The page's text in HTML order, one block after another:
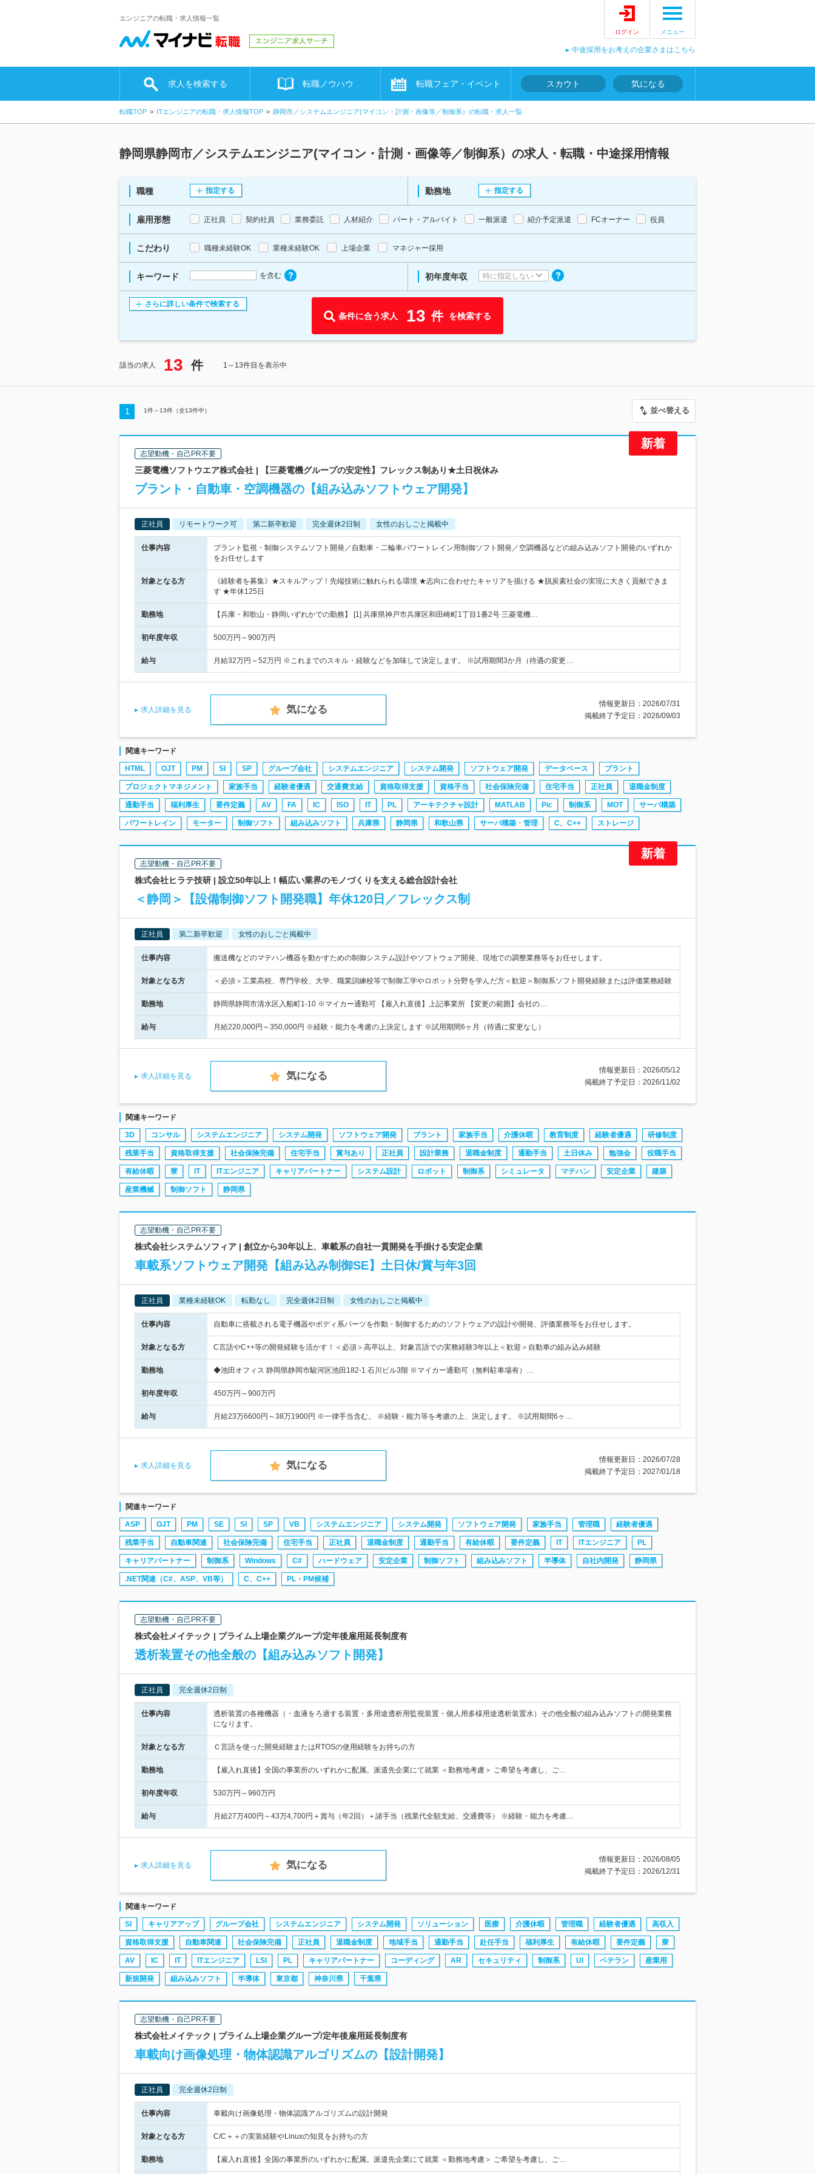
エンジニアの転職・求人情報一覧
ログイン メニュー
中途採用をお考えの企業さまはこちら
求人を検索する 転職ノウハウ 転職フェア・イベント スカウト 気になる
転職TOP ITエンジニアの転職・求人情報TOP 静岡市／システムエンジニア(マイコン・計測・画像等／制御系）の転職・求人一覧
静岡県静岡市／システムエンジニア(マイコン・計測・画像等／制御系）の求人・転職・中途採用情報
職種 指定する 勤務地 指定する
雇用形態 正社員 契約社員 業務委託 人材紹介 パート・アルバイト 一般派遣 紹介予定派遣 FCオーナー 役員
こだわり 職種未経験OK 業種未経験OK 上場企業 マネジャー採用
キーワード を含む 初年度年収 特に指定しない
さらに詳しい条件で検索する
条件に合う求人 13 件 を検索する
該当の求人 13 件 1～13件目を表示中
1 1件～ 13件（全13件中） 並べ替える
志望動機・自己PR不要
三菱電機ソフトウエア株式会社 | 【三菱電機グループの安定性】フレックス制あり★土日祝休み
プラント・自動車・空調機器の【組み込みソフトウェア開発】
正社員 リモートワーク可 第二新卒歓迎 完全週休2日制 女性のおしごと掲載中
仕事内容
プラント監視・制御システムソフト開発／自動車・二輪車パワートレイン用制御ソフト開発／空調機器などの組み込みソフト開発のいずれか
をお任せします
対象となる方
《経験者を募集》★スキルアップ！先端技術に触れられる環境 ★志向に合わせたキャリアを描ける ★脱炭素社会の実現に大きく貢献できま
す ★年休125日
勤務地 【兵庫・和歌山・静岡いずれかでの勤務】 [1] 兵庫県神戸市兵庫区和田崎町1丁目1番2号 三菱電機…
初年度年収 500万円～900万円
給与 月給32万円～52万円 ※これまでのスキル・経験などを加味して決定します。 ※試用期間3か月（待遇の変更…
求人詳細を見る 気になる
情報更新日：2026/07/31
掲載終了予定日：2026/09/03
関連キーワード
HTML OJT PM SI SP グループ会社 システムエンジニア システム開発 ソフトウェア開発 データベース プラント
プロジェクトマネジメント 家族手当 経験者優遇 交通費支給 資格取得支援 資格手当 社会保険完備 住宅手当 正社員 退職金制度
通勤手当 福利厚生 要件定義 AV FA IC ISO IT PL アーキテクチャ設計 MATLAB Pic 制御系 MOT サーバ構築
パワートレイン モーター 制御ソフト 組み込みソフト 兵庫県 静岡県 和歌山県 サーバ構築・管理 C、C++ ストレージ
志望動機・自己PR不要
株式会社ヒラテ技研 | 設立50年以上！幅広い業界のモノづくりを支える総合設計会社
＜静岡＞【設備制御ソフト開発職】年休120日／フレックス制
正社員 第二新卒歓迎 女性のおしごと掲載中
仕事内容 搬送機などのマテハン機器を動かすための制御システム設計やソフトウェア開発、現地での調整業務等をお任せします。
対象となる方 ＜必須＞工業高校、専門学校、大学、職業訓練校等で制御工学やロボット分野を学んだ方＜歓迎＞制御系ソフト開発経験または評価業務経験
勤務地 静岡県静岡市清水区入船町1-10 ※マイカー通勤可 【雇入れ直後】上記事業所 【変更の範囲】会社の…
給与 月給220,000円～350,000円 ※経験・能力を考慮の上決定します ※試用期間6ヶ月（待遇に変更なし）
求人詳細を見る 気になる
情報更新日：2026/05/12
掲載終了予定日：2026/11/02
関連キーワード
3D コンサル システムエンジニア システム開発 ソフトウェア開発 プラント 家族手当 介護休暇 教育制度 経験者優遇 研修制度
残業手当 資格取得支援 社会保険完備 住宅手当 賞与あり 正社員 設計業務 退職金制度 通勤手当 土日休み 勉強会 役職手当
有給休暇 寮 IT ITエンジニア キャリアパートナー システム設計 ロボット 制御系 シミュレータ マテハン 安定企業 建築
産業機械 制御ソフト 静岡県
志望動機・自己PR不要
株式会社システムソフィア | 創立から30年以上、車載系の自社一貫開発を手掛ける安定企業
車載系ソフトウェア開発【組み込み制御SE】土日休/賞与年3回
正社員 業種未経験OK 転勤なし 完全週休2日制 女性のおしごと掲載中
仕事内容 自動車に搭載される電子機器やボディ系パーツを作動・制御するためのソフトウェアの設計や開発、評価業務等をお任せします。
対象となる方 C言語やC++等の開発経験を活かす！＜必須＞高卒以上、対象言語での実務経験3年以上＜歓迎＞自動車の組み込み経験
勤務地 ◆池田オフィス 静岡県静岡市駿河区池田182-1 石川ビル3階 ※マイカー通勤可（無料駐車場有）…
初年度年収 450万円～900万円
給与 月給23万6600円～38万1900円 ※一律手当含む。 ※経験・能力等を考慮の上、決定します。 ※試用期間6ヶ…
求人詳細を見る 気になる
情報更新日：2026/07/28
掲載終了予定日：2027/01/18
関連キーワード
ASP OJT PM SE SI SP VB システムエンジニア システム開発 ソフトウェア開発 家族手当 管理職 経験者優遇
残業手当 自動車関連 社会保険完備 住宅手当 正社員 退職金制度 通勤手当 有給休暇 要件定義 IT ITエンジニア PL
キャリアパートナー 制御系 Windows C# ハードウェア 安定企業 制御ソフト 組み込みソフト 半導体 自社内開発 静岡県
.NET関連（C#、ASP、VB等） C、C++ PL・PM候補
志望動機・自己PR不要
株式会社メイテック | プライム上場企業グループ/定年後雇用延長制度有
透析装置その他全般の【組み込みソフト開発】
正社員 完全週休2日制
仕事内容
透析装置の各種機器（・血液をろ過する装置・多用途透析用監視装置・個人用多様用途透析装置水）その他全般の組み込みソフトの開発業務
になります。
対象となる方 Ｃ言語を使った開発経験またはRTOSの使用経験をお持ちの方
勤務地 【雇入れ直後】全国の事業所のいずれかに配属。派遣先企業にて就業 ＜勤務地考慮＞ ご希望を考慮し、ご…
初年度年収 530万円～960万円
給与 月給27万400円～43万4,700円＋賞与（年2回）＋諸手当（残業代全額支給、交通費等） ※経験・能力を考慮…
求人詳細を見る 気になる
情報更新日：2026/08/05
掲載終了予定日：2026/12/31
関連キーワード
SI キャリアアップ グループ会社 システムエンジニア システム開発 ソリューション 医療 介護休暇 管理職 経験者優遇 高収入
資格取得支援 自動車関連 社会保険完備 正社員 退職金制度 地域手当 通勤手当 赴任手当 福利厚生 有給休暇 要件定義 寮
AV IC IT ITエンジニア LSI PL キャリアパートナー コーディング AR セキュリティ 制御系 UI ベテラン 産業用
新規開発 組み込みソフト 半導体 東京都 神奈川県 千葉県
志望動機・自己PR不要
株式会社メイテック | プライム上場企業グループ/定年後雇用延長制度有
車載向け画像処理・物体認識アルゴリズムの【設計開発】
正社員 完全週休2日制
仕事内容 車載向け画像処理・物体認識アルゴリズムの設計開発
対象となる方 C/C＋＋の実装経験やLinuxの知見をお持ちの方
勤務地 【雇入れ直後】全国の事業所のいずれかに配属。派遣先企業にて就業 ＜勤務地考慮＞ ご希望を考慮し、ご…